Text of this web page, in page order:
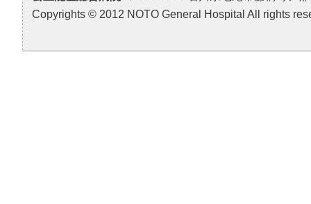
Copyrights © 2012 NOTO General Hospital All rights